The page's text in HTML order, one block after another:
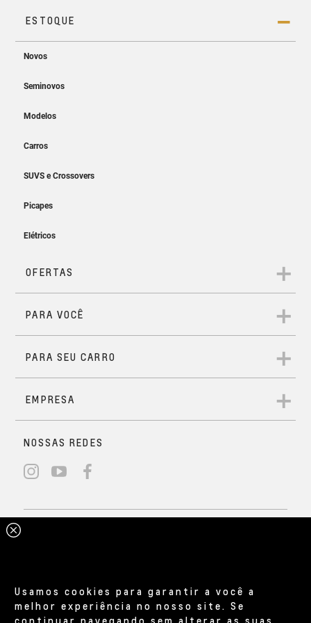
Usamos cookies para garantir a você a
melhor experiência no nosso site. Se
continuar navegando sem alterar as suas